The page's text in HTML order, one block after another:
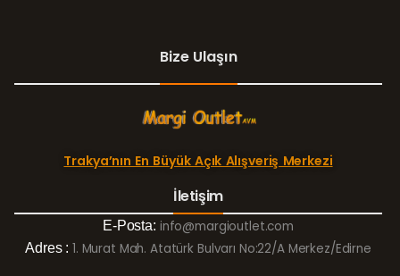
Bize Ulaşın
Trakya’nın En Büyük Açık Alışveriş Merkezi
İletişim
E-Posta: info@margioutlet.com
Adres : 1. Murat Mah. Atatürk Bulvarı No:22/A Merkez/Edirne